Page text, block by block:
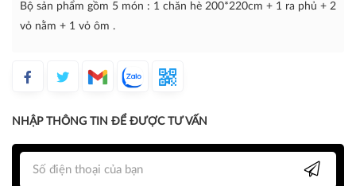
Bộ sản phẩm gồm 5 món : 1 chăn hè 200*220cm + 1 ra phủ + 2
vỏ nằm + 1 vỏ ôm .
NHẬP THÔNG TIN ĐỂ ĐƯỢC TƯ VẤN